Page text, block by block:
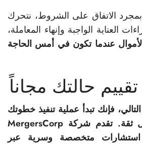
بمجرد الاتفاق على الشروط، نتحرك
العناية الواجبة وإنهاء المعاملة،
عندما تكون في أمس الحاجة
حالتك مجاناً
فإنك تبدأ عملية تنفيذ خطوتك
الاستراتيجية التالية بكل ثقة. تقدم شركة MergersCorp
M&A International استشارات متخصصة وسرية عبر